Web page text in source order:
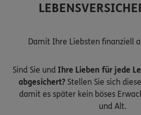
Damit Ihre Liebsten finanziell
Sind Sie und Ihre Lieben für jede
abgesichert?Stellen Sie sich
damit es später kein böses
und Alt.